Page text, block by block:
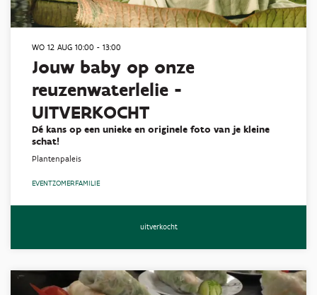
Jouw baby op onze
reuzenwaterlelie -
UITVERKOCHT
Dé kans op een unieke en originele foto van je kleine
schat!
WO 12 AUG 10:00 - 13:00
Plantenpaleis
EVENTZOMERFAMILIE
uitverkocht